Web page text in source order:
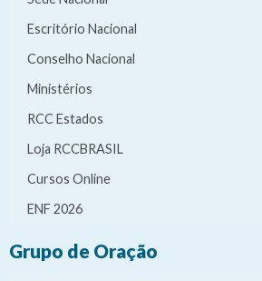
Escritório Nacional
Conselho Nacional
Ministérios
RCC Estados
Loja RCCBRASIL
Cursos Online
ENF 2026
Grupo de Oração